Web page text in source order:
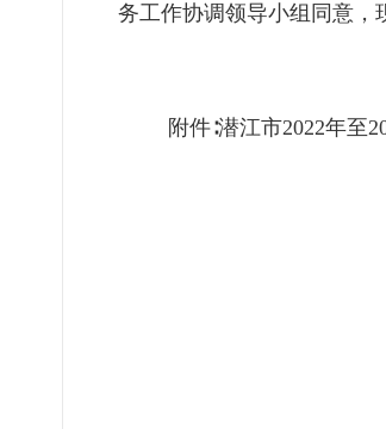
务工作协调领导小组同意，
附件∶潜江市2022年至